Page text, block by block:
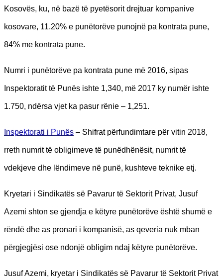
Kosovës, ku, në bazë të pyetësorit drejtuar kompanive
kosovare, 11.20% e punëtorëve punojnë pa kontrata pune,
84% me kontrata pune.
Numri i punëtorëve pa kontrata pune më 2016, sipas
Inspektoratit të Punës ishte 1,340, më 2017 ky numër ishte
1.750, ndërsa vjet ka pasur rënie – 1,251.
Inspektorati i Punës – Shifrat përfundimtare për vitin 2018,
rreth numrit të obligimeve të punëdhënësit, numrit të
vdekjeve dhe lëndimeve në punë, kushteve teknike etj.
Kryetari i Sindikatës së Pavarur të Sektorit Privat, Jusuf
Azemi shton se gjendja e këtyre punëtorëve është shumë e
rëndë dhe as pronari i kompanisë, as qeveria nuk mban
përgjegjësi ose ndonjë obligim ndaj këtyre punëtorëve.
Jusuf Azemi, kryetar i Sindikatës së Pavarur të Sektorit Privat